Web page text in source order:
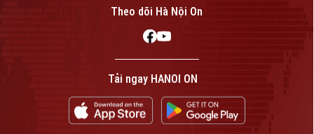
CỦA CƠ QUAN BÁO VÀ PHÁT THANH TRUYỀN HÌNH HÀ NỘI
Số 3-5 Huỳnh Thúc Kháng-Phường Láng-Hà Nội
Theo dõi Hà Nội On
Tải ngay HANOI ON